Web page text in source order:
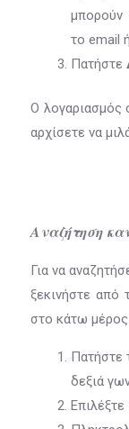
μπορούν
το email
Πατήστε
Ο λογαριασμός
αρχίσετε να
Αναζήτηση
Για να
ξεκινήστε από
στο κάτω
Πατήστε
δεξιά
Επιλέξτε